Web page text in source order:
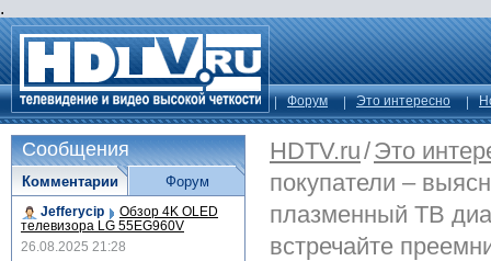
.
Форум Это интересно
HDTV.ru/Это
покупатели –
плазменный ТВ
встречайте
Сообщения
Комментарии
Jefferycip Обзор 4K OLED
телевизора LG 55EG960V
26.08.2025 21:28
Форум